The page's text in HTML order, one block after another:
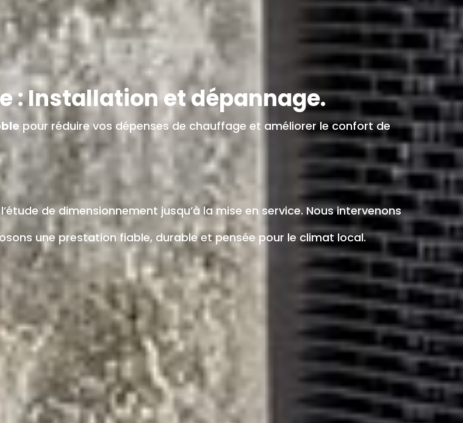
: Installation et dépannage.
pour réduire vos dépenses de chauffage et améliorer le confort de
de dimensionnement jusqu’à la mise en service. Nous intervenons
une prestation fiable, durable et pensée pour le climat local.